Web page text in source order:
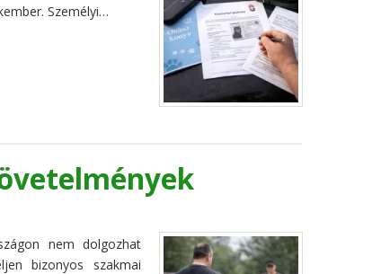
Személyi…
nem dolgozhat
bizonyos szakmai